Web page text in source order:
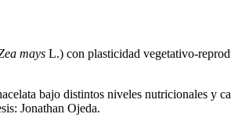
mays L.) con plasticidad vegetativo-
bajo distintos niveles nutricionales y
Jonathan Ojeda.